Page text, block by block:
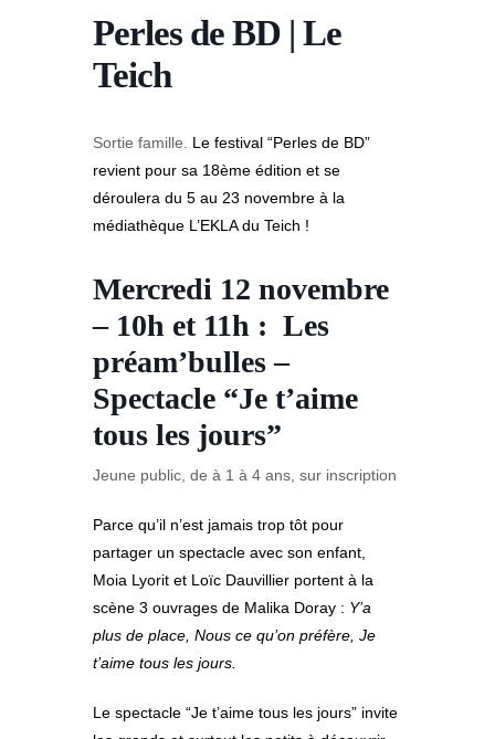
Perles de BD | Le
Teich
Sortie famille. Le festival “Perles de BD”
revient pour sa 18ème édition et se
déroulera du 5 au 23 novembre à la
médiathèque L’EKLA du Teich !
Mercredi 12 novembre
– 10h et 11h : Les
préam’bulles –
Spectacle “Je t’aime
tous les jours”
Jeune public, de à 1 à 4 ans, sur inscription
Parce qu’il n’est jamais trop tôt pour
partager un spectacle avec son enfant,
Moia Lyorit et Loïc Dauvillier portent à la
scène 3 ouvrages de Malika Doray : Y’a
plus de place, Nous ce qu’on préfère, Je
t’aime tous les jours.
Le spectacle “Je t’aime tous les jours” invite